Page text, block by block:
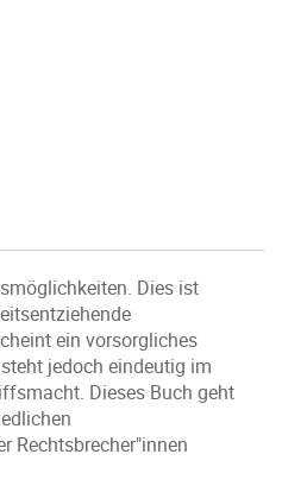
Dies ist
ein vorsorgliches
jedoch eindeutig im
Dieses Buch geht
Rechtsbrecher"innen